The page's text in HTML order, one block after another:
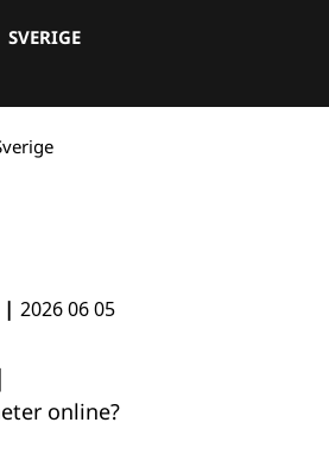
SVERIGE
| 2026 06 05
online?